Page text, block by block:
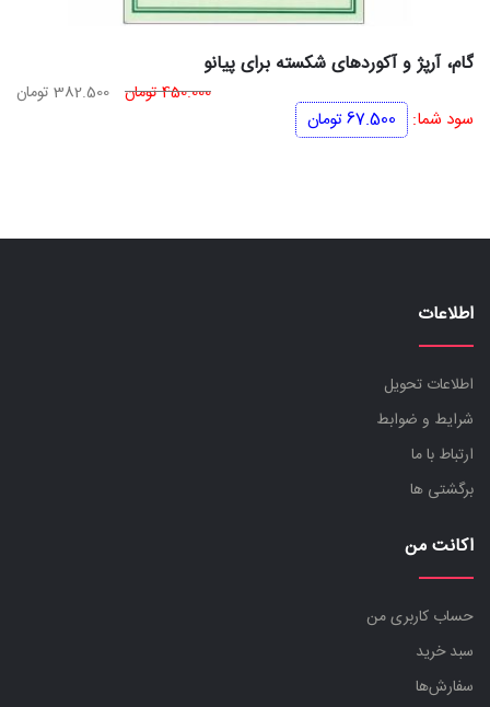
گام، آرپژ و آکوردهای شکسته برای پیانو
450.000تومان قیمت
382.500 تومان
سود شما: 67.500تومان
اطلاعات
اطلاعات تحویل
شرایط و ضوابط
ارتباط با ما
برگشتی ها
اکانت من
حساب کاربری من
سبد خرید
سفارش‌ها